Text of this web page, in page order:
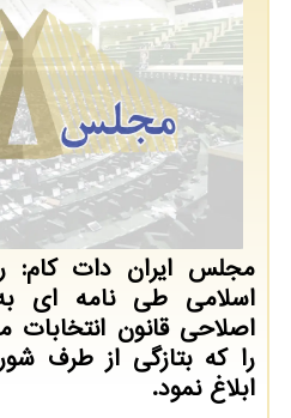
مجلس ایران دات
اسلامی طی نامه ای
اصلاحی قانون
را که بتازگی از طرف
ابلاغ نمود.